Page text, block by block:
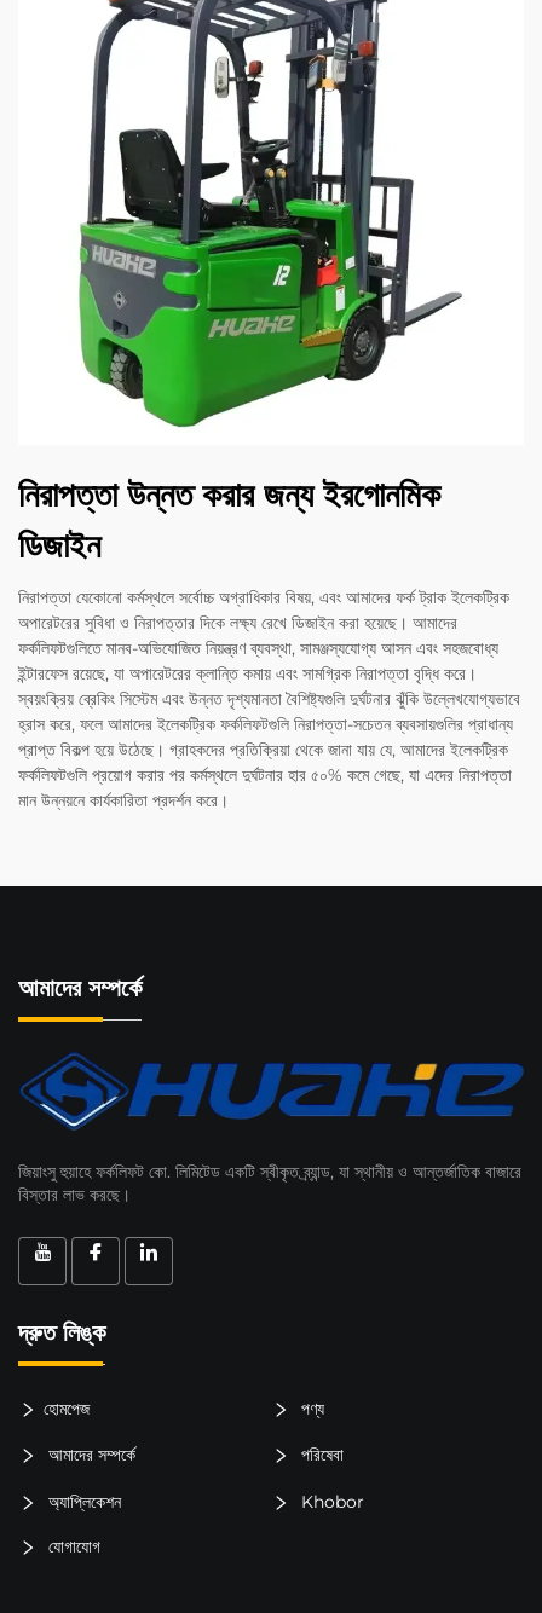
নিরাপত্তা উন্নত করার জন্য ইরগোনমিক
ডিজাইন
নিরাপত্তা যেকোনো কর্মস্থলে সর্বোচ্চ অগ্রাধিকার বিষয়, এবং আমাদের ফর্ক ট্রাক ইলেকট্রিক
অপারেটরের সুবিধা ও নিরাপত্তার দিকে লক্ষ্য রেখে ডিজাইন করা হয়েছে। আমাদের
ফর্কলিফটগুলিতে মানব-অভিযোজিত নিয়ন্ত্রণ ব্যবস্থা, সামঞ্জস্যযোগ্য আসন এবং সহজবোধ্য
ইন্টারফেস রয়েছে, যা অপারেটরের ক্লান্তি কমায় এবং সামগ্রিক নিরাপত্তা বৃদ্ধি করে।
স্বয়ংক্রিয় ব্রেকিং সিস্টেম এবং উন্নত দৃশ্যমানতা বৈশিষ্ট্যগুলি দুর্ঘটনার ঝুঁকি উল্লেখযোগ্যভাবে
হ্রাস করে, ফলে আমাদের ইলেকট্রিক ফর্কলিফটগুলি নিরাপত্তা-সচেতন ব্যবসায়গুলির প্রাধান্য
প্রাপ্ত বিকল্প হয়ে উঠেছে। গ্রাহকদের প্রতিক্রিয়া থেকে জানা যায় যে, আমাদের ইলেকট্রিক
ফর্কলিফটগুলি প্রয়োগ করার পর কর্মস্থলে দুর্ঘটনার হার ৫০% কমে গেছে, যা এদের নিরাপত্তা
মান উন্নয়নে কার্যকারিতা প্রদর্শন করে।
আমাদের সম্পর্কে
জিয়াংসু হুয়াহে ফর্কলিফট কো. লিমিটেড একটি স্বীকৃত ব্র্যান্ড, যা স্থানীয় ও আন্তর্জাতিক বাজারে
বিস্তার লাভ করছে।
দ্রুত লিঙ্ক
হোমপেজ পণ্য
আমাদের সম্পর্কে পরিষেবা
অ্যাপ্লিকেশন Khobor
যোগাযোগ